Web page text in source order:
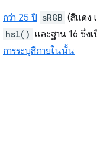
กว่า 25 ปี sRGB (สีแดง
hsl() และฐาน 16 ซึ่ง
การระบุสีภายในนั้น